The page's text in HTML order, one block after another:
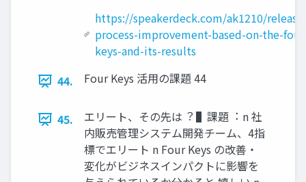
https://speakerdeck.com/ak1210/
process-improvement-based-on-the-
keys-and-its-results
44.
Four Keys 活⽤の課題 44
45.
エリート、その先は︖ ▌課題︓ n 社
内販売管理システム開発チーム、4指
標でエリート n Four Keys の改善・
変化がビジネスインパクトに影響を